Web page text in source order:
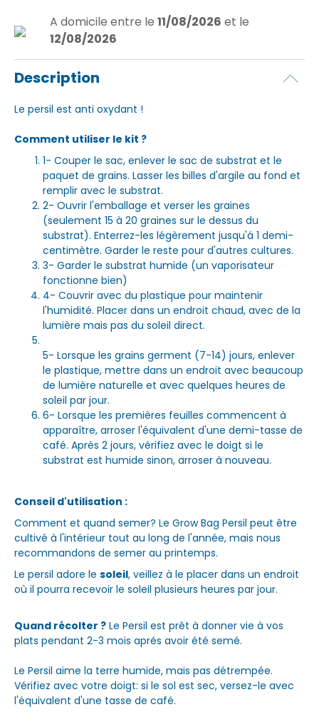
A domicile entre le 11/08/2026 et le
12/08/2026
Description
Le persil est anti oxydant !
Comment utiliser le kit ?
1- Couper le sac, enlever le sac de substrat et le
paquet de grains. Lasser les billes d'argile au fond et
remplir avec le substrat.
2- Ouvrir l'emballage et verser les graines
(seulement 15 à 20 graines sur le dessus du
substrat). Enterrez-les légèrement jusqu'á 1 demi-
centimètre. Garder le reste pour d'autres cultures.
3- Garder le substrat humide (un vaporisateur
fonctionne bien)
4- Couvrir avec du plastique pour maintenir
l'humidité. Placer dans un endroit chaud, avec de la
lumière mais pas du soleil direct.
5- Lorsque les grains germent (7-14) jours, enlever
le plastique, mettre dans un endroit avec beaucoup
de lumière naturelle et avec quelques heures de
soleil par jour.
6- Lorsque les premières feuilles commencent à
apparaître, arroser l'équivalent d'une demi-tasse de
café. Après 2 jours, vérifiez avec le doigt si le
substrat est humide sinon, arroser à nouveau.
Conseil d'utilisation :
Comment et quand semer? Le Grow Bag Persil peut être
cultivé à l'intérieur tout au long de l'année, mais nous
recommandons de semer au printemps.
Le persil adore le soleil, veillez à le placer dans un endroit
où il pourra recevoir le soleil plusieurs heures par jour.
Quand récolter ? Le Persil est prêt à donner vie à vos
plats pendant 2-3 mois aprés avoir été semé.
Le Persil aime la terre humide, mais pas détrempée.
Vérifiez avec votre doigt: si le sol est sec, versez-le avec
l'équivalent d'une tasse de café.